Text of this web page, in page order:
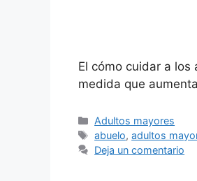
El cómo cuidar a
medida que
Categorías
Adultos mayores
Etiquetas
abuelo,adultos
Deja un comentario